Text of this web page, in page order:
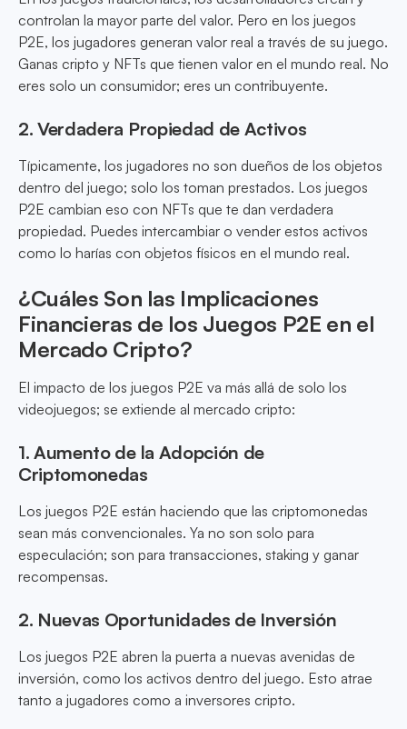
controlan la mayor parte del valor. Pero en los juegos
P2E, los jugadores generan valor real a través de su juego.
Ganas cripto y NFTs que tienen valor en el mundo real. No
eres solo un consumidor; eres un contribuyente.
2. Verdadera Propiedad de Activos
Típicamente, los jugadores no son dueños de los objetos
dentro del juego; solo los toman prestados. Los juegos
P2E cambian eso con NFTs que te dan verdadera
propiedad. Puedes intercambiar o vender estos activos
como lo harías con objetos físicos en el mundo real.
¿Cuáles Son las Implicaciones
Financieras de los Juegos P2E en el
Mercado Cripto?
El impacto de los juegos P2E va más allá de solo los
videojuegos; se extiende al mercado cripto:
1. Aumento de la Adopción de
Criptomonedas
Los juegos P2E están haciendo que las criptomonedas
sean más convencionales. Ya no son solo para
especulación; son para transacciones, staking y ganar
recompensas.
2. Nuevas Oportunidades de Inversión
Los juegos P2E abren la puerta a nuevas avenidas de
inversión, como los activos dentro del juego. Esto atrae
tanto a jugadores como a inversores cripto.